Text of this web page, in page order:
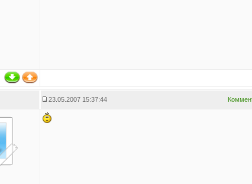
23.05.2007 15:37:44